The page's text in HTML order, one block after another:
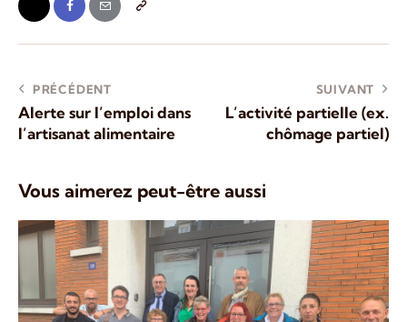
PRÉCÉDENT
Alerte sur l’emploi dans
l’artisanat alimentaire
SUIVANT
L’activité partielle (ex.
chômage partiel)
Vous aimerez peut-être aussi